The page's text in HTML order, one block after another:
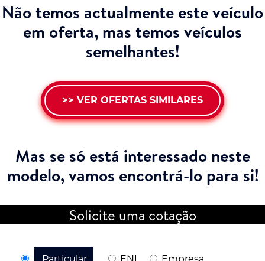
Não temos actualmente este veículo
em oferta, mas temos veículos
semelhantes!
>> VER OFERTAS SIMILARES
Mas se só está interessado neste
modelo,vamos encontrá-lo para si!
Solicite uma cotação